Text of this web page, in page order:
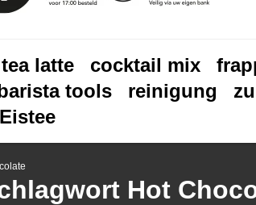
latte cocktail mix
tools reinigung
Eistee
Hot